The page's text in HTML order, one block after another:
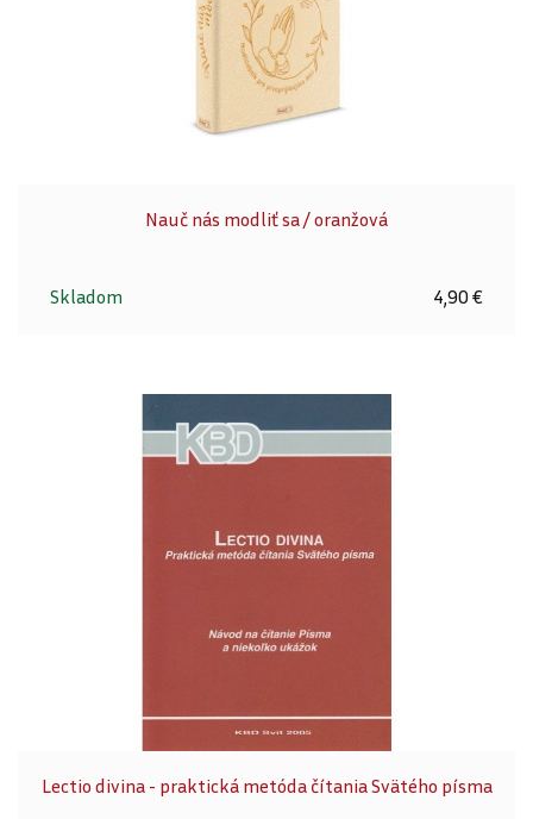
Nauč nás modliť sa / oranžová
Skladom 4,90 €
Lectio divina - praktická metóda čítania Svätého písma